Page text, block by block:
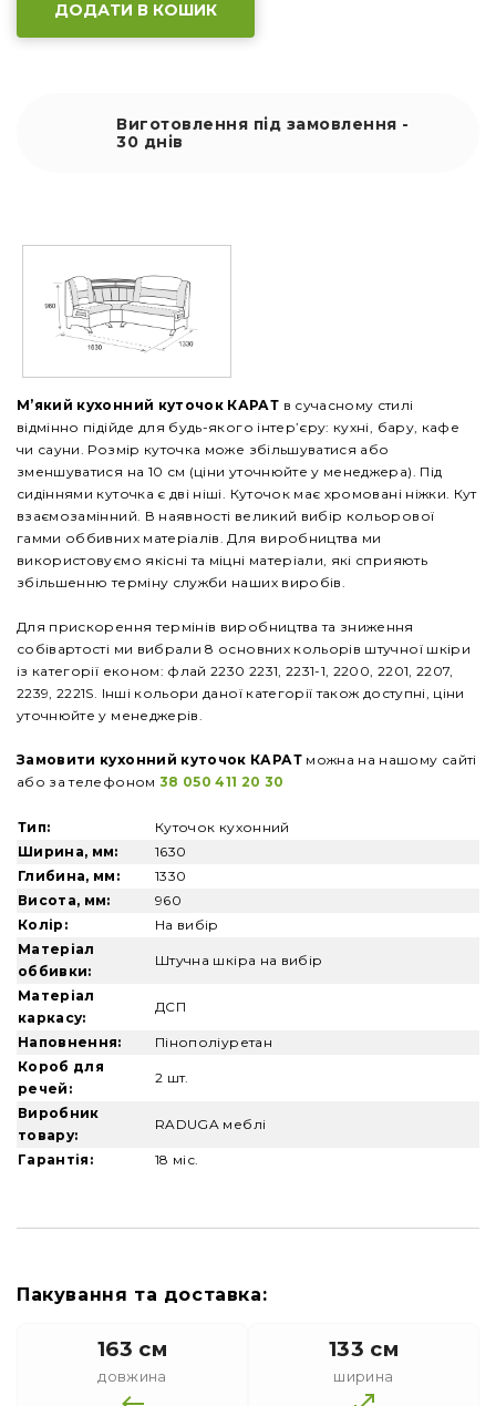
ДОДАТИ В КОШИК
Виготовлення під замовлення -
30 днів
М’який кухонний куточок КАРАТ в сучасному стилі
відмінно підійде для будь-якого інтер’єру: кухні, бару, кафе
чи сауни. Розмір куточка може збільшуватися або
зменшуватися на 10 см (ціни уточнюйте у менеджера). Під
сидіннями куточка є дві ніші. Куточок має хромовані ніжки. Кут
взаємозамінний. В наявності великий вибір кольорової
гамми оббивних матеріалів. Для виробництва ми
використовуємо якісні та міцні матеріали, які сприяють
збільшенню терміну служби наших виробів.
Для прискорення термінів виробництва та зниження
собівартості ми вибрали 8 основних кольорів штучної шкіри
із категорії економ: флай 2230 2231, 2231-1, 2200, 2201, 2207,
2239, 2221S. Інші кольори даної категорії також доступні, ціни
уточнюйте у менеджерів.
Замовити кухонний куточок КАРАТ можна на нашому сайті
або за телефоном 38 050 411 20 30
Тип:
Куточок кухонний
Ширина, мм:
1630
Глибина, мм:
1330
Висота, мм:
960
Колір:
На вибір
Матеріал
оббивки:
Штучна шкіра на вибір
Матеріал
каркасу:
ДСП
Наповнення:
Пінополіуретан
Короб для
речей:
2 шт.
Виробник
товару:
RADUGA меблі
Гарантія: 18 міс.
Пакування та доставка:
163 см
довжина
133 см
ширина